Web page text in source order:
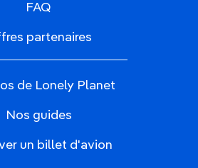
FAQ
partenaires
de Lonely Planet
Nos guides
un billet d'avion